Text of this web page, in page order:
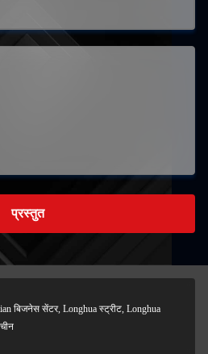
प्रस्तुत
बिजनेस सेंटर, Longhua स्ट्रीट, Longhua